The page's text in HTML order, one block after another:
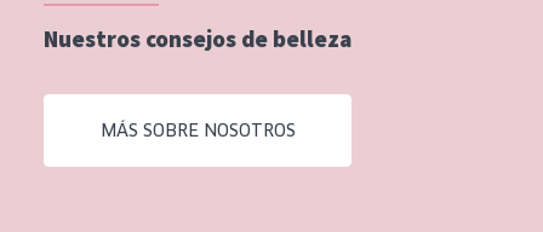
Nuestros consejos de belleza
MÁS SOBRE NOSOTROS